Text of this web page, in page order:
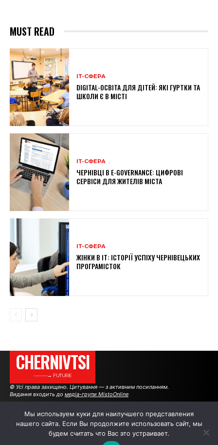
MUST READ
ІТ-СФЕРА
DIGITAL-ОСВІТА ДЛЯ ДІТЕЙ: ЯКІ ГУРТКИ ТА
ШКОЛИ Є В МІСТІ
ІТ-СФЕРА
ЧЕРНІВЦІ В E-GOVERNANCE: ЦИФРОВІ
СЕРВІСИ ДЛЯ ЖИТЕЛІВ МІСТА
ІТ-СФЕРА
ЖІНКИ В ІТ: ІСТОРІЇ УСПІХУ ЧЕРНІВЕЦЬКИХ
ПРОГРАМІСТОК
CHERNIVTSI
———→ FUTURE
© Усі права захищено. Цитування — з активним посиланням.
Видання входить до медіа-групи MistoOnline
АВТОРИ РЕКЛАМА НА САЙТІ
Мы используем куки для наилучшего представления
нашего сайта. Если Вы продолжите использовать сайт, мы
будем считать что Вас это устраивает.